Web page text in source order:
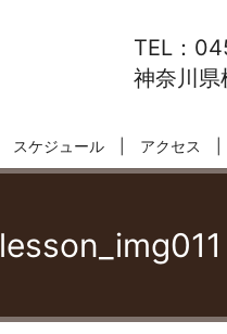
TEL：
神奈川
スケジュール アクセス
lesson_img011